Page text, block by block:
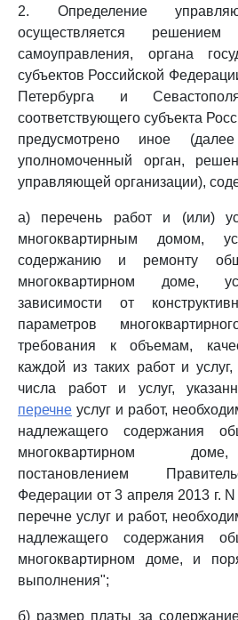
2. Определение
осуществляется
самоуправления, органа
субъектов Российской
Петербурга и
соответствующего субъекта
предусмотрено иное
уполномоченный орган,
управляющей организации),
а) перечень работ и (или)
многоквартирным домом,
содержанию и ремонту
многоквартирном доме,
зависимости от
параметров
требования к объемам,
каждой из таких работ и
числа работ и услуг,
перечне услуг и работ,
надлежащего содержания
многоквартирном
постановлением
Федерации от 3 апреля 2013 г.
перечне услуг и работ,
надлежащего содержания
многоквартирном доме, и
выполнения";
б) размер платы за